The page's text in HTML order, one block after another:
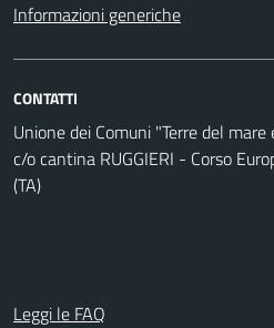
Informazioni generiche
CONTATTI
Unione dei Comuni "Terre del mare
c/o cantina RUGGIERI - Corso
(TA)
Leggi le FAQ